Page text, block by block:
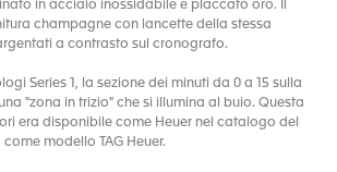
in acciaio inossidabile e placcato oro. Il
champagne con lancette della stessa
a contrasto sul cronografo.
Series 1, la sezione dei minuti da 0 a 15 sulla
"zona in trizio" che si illumina al buio. Questa
era disponibile come Heuer nel catalogo del
come modello TAG Heuer.